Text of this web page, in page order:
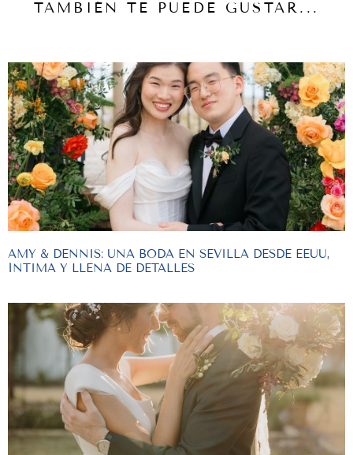
TAMBIÉN TE PUEDE GUSTAR...
AMY & DENNIS: UNA BODA EN SEVILLA DESDE EEUU,
ÍNTIMA Y LLENA DE DETALLES